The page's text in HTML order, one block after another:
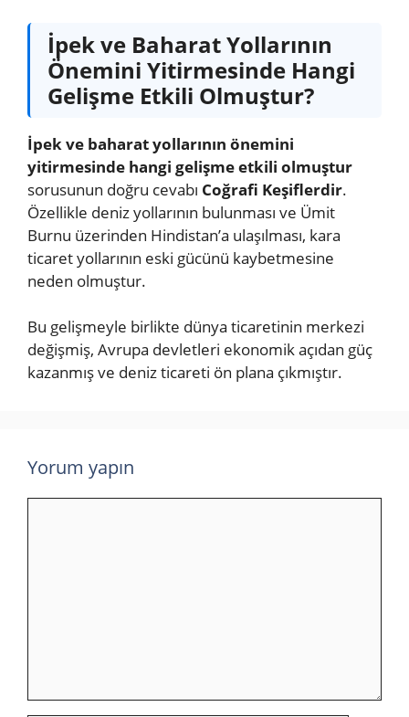
İpek ve Baharat Yollarının
Önemini Yitirmesinde Hangi
Gelişme Etkili Olmuştur?
İpek ve baharat yollarının önemini
yitirmesinde hangi gelişme etkili olmuştur
sorusunun doğru cevabı Coğrafi Keşiflerdir.
Özellikle deniz yollarının bulunması ve Ümit
Burnu üzerinden Hindistan’a ulaşılması, kara
ticaret yollarının eski gücünü kaybetmesine
neden olmuştur.
Bu gelişmeyle birlikte dünya ticaretinin merkezi
değişmiş, Avrupa devletleri ekonomik açıdan güç
kazanmış ve deniz ticareti ön plana çıkmıştır.
Yorum yapın